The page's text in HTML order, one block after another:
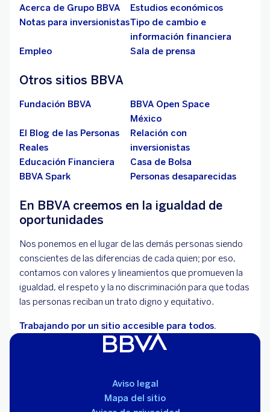
Acerca de Grupo BBVA
Estudios económicos
Notas para inversionistasTipo de cambio e
información financiera
Empleo
Sala de prensa
Otros sitios BBVA
Fundación BBVA
BBVA Open Space
México
El Blog de las Personas
Reales
Relación con
inversionistas
Educación Financiera
Casa de Bolsa
BBVA Spark
Personas desaparecidas
En BBVA creemos en la igualdad de
oportunidades
Nos ponemos en el lugar de las demás personas siendo
conscientes de las diferencias de cada quien; por eso,
contamos con valores y lineamientos que promueven la
igualdad, el respeto y la no discriminación para que todas
las personas reciban un trato digno y equitativo.
Trabajando por un sitio accesible para todos.
Aviso legal
Mapa del sitio